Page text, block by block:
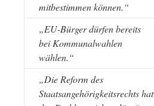
mitbestimmen können.“
„EU-Bürger dürfen bereits
bei Kommunalwahlen
wählen.“
„Die Reform des
Staatsangehörigkeitsrechts hat